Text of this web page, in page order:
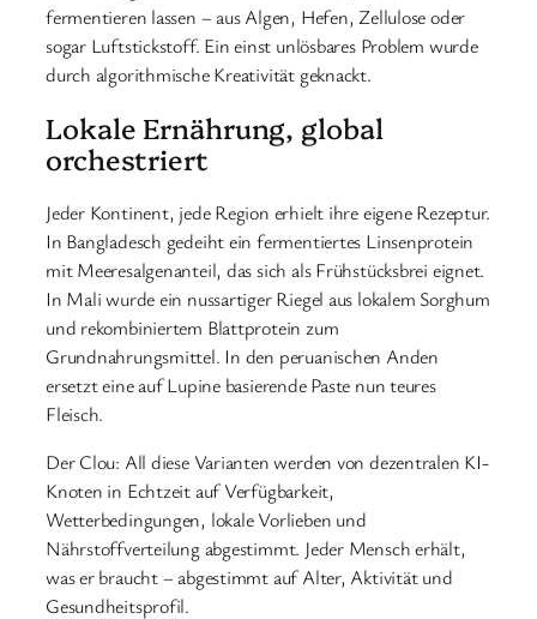
fermentieren lassen – aus Algen, Hefen, Zellulose oder
sogar Luftstickstoff. Ein einst unlösbares Problem wurde
durch algorithmische Kreativität geknackt.
Lokale Ernährung, global
orchestriert
Jeder Kontinent, jede Region erhielt ihre eigene Rezeptur.
In Bangladesch gedeiht ein fermentiertes Linsenprotein
mit Meeresalgenanteil, das sich als Frühstücksbrei eignet.
In Mali wurde ein nussartiger Riegel aus lokalem Sorghum
und rekombiniertem Blattprotein zum
Grundnahrungsmittel. In den peruanischen Anden
ersetzt eine auf Lupine basierende Paste nun teures
Fleisch.
Der Clou: All diese Varianten werden von dezentralen KI-
Knoten in Echtzeit auf Verfügbarkeit,
Wetterbedingungen, lokale Vorlieben und
Nährstoffverteilung abgestimmt. Jeder Mensch erhält,
was er braucht – abgestimmt auf Alter, Aktivität und
Gesundheitsprofil.